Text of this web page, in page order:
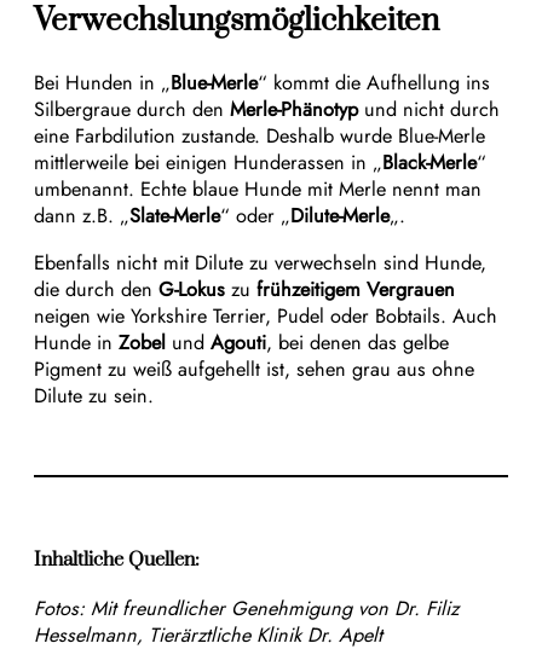
Verwechslungsmöglichkeiten
Bei Hunden in „Blue-Merle“ kommt die Aufhellung ins
Silbergraue durch den Merle-Phänotypund nicht durch
eine Farbdilution zustande. Deshalb wurde Blue-Merle
mittlerweile bei einigen Hunderassen in „Black-Merle“
umbenannt. Echte blaue Hunde mit Merle nennt man
dann z.B. „Slate-Merle“ oder „Dilute-Merle„.
Ebenfalls nicht mit Dilute zu verwechseln sind Hunde,
die durch den G-Lokus zu frühzeitigem Vergrauen
neigen wie Yorkshire Terrier, Pudel oder Bobtails. Auch
Hunde in Zobel und Agouti, bei denen das gelbe
Pigment zu weiß aufgehellt ist, sehen grau aus ohne
Dilute zu sein.
Inhaltliche Quellen:
Fotos: Mit freundlicher Genehmigung von Dr. Filiz
Hesselmann, Tierärztliche Klinik Dr. Apelt